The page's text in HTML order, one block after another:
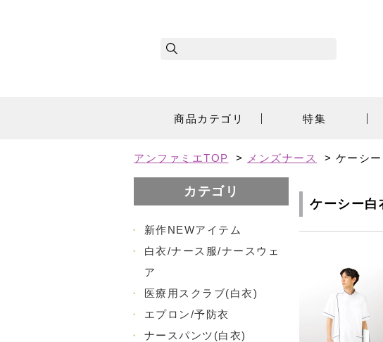
商品カテゴリ 特集
アンファミエTOP > メンズナース > ケーシー
カテゴリ
・
新作NEWアイテム
・
白衣/ナース服/ナースウェ
ア
・
医療用スクラブ(白衣)
・
エプロン/予防衣
・
ナースパンツ(白衣)
ケーシー白